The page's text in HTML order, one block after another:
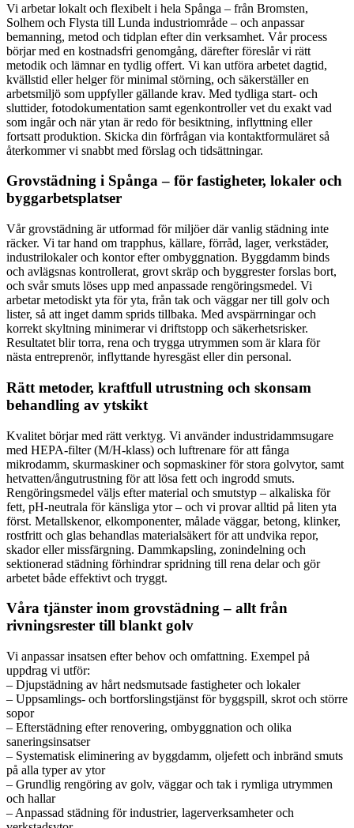
Vi arbetar lokalt och flexibelt i hela Spånga – från Bromsten,
Solhem och Flysta till Lunda industriområde – och anpassar
bemanning, metod och tidplan efter din verksamhet. Vår process
börjar med en kostnadsfri genomgång, därefter föreslår vi rätt
metodik och lämnar en tydlig offert. Vi kan utföra arbetet dagtid,
kvällstid eller helger för minimal störning, och säkerställer en
arbetsmiljö som uppfyller gällande krav. Med tydliga start- och
sluttider, fotodokumentation samt egenkontroller vet du exakt vad
som ingår och när ytan är redo för besiktning, inflyttning eller
fortsatt produktion. Skicka din förfrågan via kontaktformuläret så
återkommer vi snabbt med förslag och tidsättningar.
Grovstädning i Spånga – för fastigheter, lokaler och
byggarbetsplatser
Vår grovstädning är utformad för miljöer där vanlig städning inte
räcker. Vi tar hand om trapphus, källare, förråd, lager, verkstäder,
industrilokaler och kontor efter ombyggnation. Byggdamm binds
och avlägsnas kontrollerat, grovt skräp och byggrester forslas bort,
och svår smuts löses upp med anpassade rengöringsmedel. Vi
arbetar metodiskt yta för yta, från tak och väggar ner till golv och
lister, så att inget damm sprids tillbaka. Med avspärrningar och
korrekt skyltning minimerar vi driftstopp och säkerhetsrisker.
Resultatet blir torra, rena och trygga utrymmen som är klara för
nästa entreprenör, inflyttande hyresgäst eller din personal.
Rätt metoder, kraftfull utrustning och skonsam
behandling av ytskikt
Kvalitet börjar med rätt verktyg. Vi använder industridammsugare
med HEPA-filter (M/H-klass) och luftrenare för att fånga
mikrodamm, skurmaskiner och sopmaskiner för stora golvytor, samt
hetvatten/ångutrustning för att lösa fett och ingrodd smuts.
Rengöringsmedel väljs efter material och smutstyp – alkaliska för
fett, pH-neutrala för känsliga ytor – och vi provar alltid på liten yta
först. Metallskenor, elkomponenter, målade väggar, betong, klinker,
rostfritt och glas behandlas materialsäkert för att undvika repor,
skador eller missfärgning. Dammkapsling, zonindelning och
sektionerad städning förhindrar spridning till rena delar och gör
arbetet både effektivt och tryggt.
Våra tjänster inom grovstädning – allt från
rivningsrester till blankt golv
Vi anpassar insatsen efter behov och omfattning. Exempel på
uppdrag vi utför:
– Djupstädning av hårt nedsmutsade fastigheter och lokaler
– Uppsamlings- och bortforslingstjänst för byggspill, skrot och större
sopor
– Efterstädning efter renovering, ombyggnation och olika
saneringsinsatser
– Systematisk eliminering av byggdamm, oljefett och inbränd smuts
på alla typer av ytor
– Grundlig rengöring av golv, väggar och tak i rymliga utrymmen
och hallar
– Anpassad städning för industrier, lagerverksamheter och